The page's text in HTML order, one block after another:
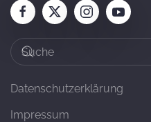
Datenschutzerklärung
Impressum